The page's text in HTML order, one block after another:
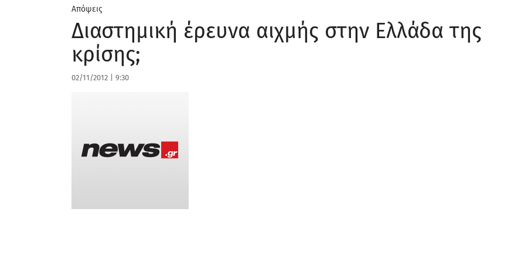
Απόψεις
Διαστημική έρευνα αιχμής στην Ελλάδα της
κρίσης;
02/11/2012 9:30